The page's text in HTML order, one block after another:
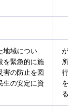
地域につい
を緊急的に施
害の防止を図
生の安定に資
が
所
行
を
る